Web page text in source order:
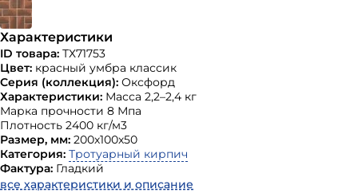
Характеристики
ID товара: ТХ71753
Цвет: красный умбра классик
Серия (коллекция): Оксфорд
Характеристики: Масса 2,2–2,4 кг
Марка прочности 8 Мпа
Плотность 2400 кг/м3
Размер, мм: 200х100х50
Категория: Тротуарный кирпич
Фактура: Гладкий
все характеристики и описание